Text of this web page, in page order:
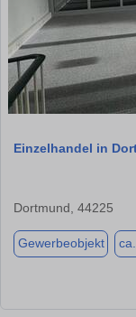
Einzelhandel in
Dortmund, 44225
Gewerbeobjekt